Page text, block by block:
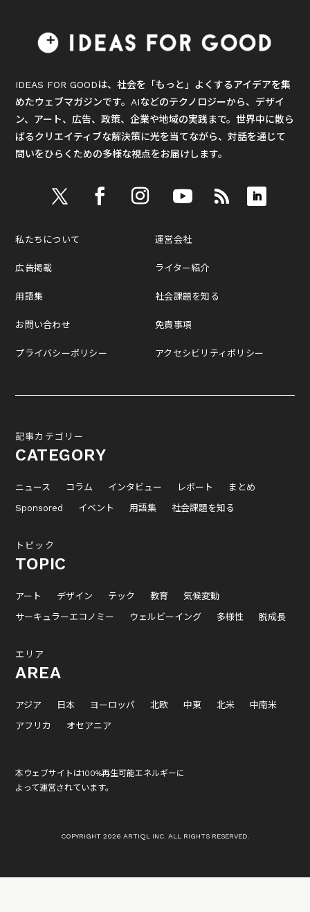
IDEAS FOR GOODは、社会を「もっと」よくするアイデアを集
めたウェブマガジンです。AIなどのテクノロジーから、デザイ
ン、アート、広告、政策、企業や地域の実践まで。世界中に散ら
ばるクリエイティブな解決策に光を当てながら、対話を通じて
問いをひらくための多様な視点をお届けします。
私たちについて
広告掲載
用語集
お問い合わせ
プライバシーポリシー
運営会社
ライター紹介
社会課題を知る
免責事項
アクセシビリティポリシー
記事カテゴリー
CATEGORY
ニュース コラム インタビュー レポート
まとめ
Sponsored
イベント 用語集 社会課題を知る
トピック
TOPIC
アート デザイン テック 教育
気候変動
サーキュラーエコノミー
ウェルビーイング 多様性 脱成長
エリア
AREA
アジア 日本 ヨーロッパ 北欧 中東 北米
中南米
アフリカ
オセアニア
本ウェブサイトは100%再生可能エネルギーに
よって運営されています。
COPYRIGHT 2026 ARTIQL INC. ALL RIGHTS RESERVED.